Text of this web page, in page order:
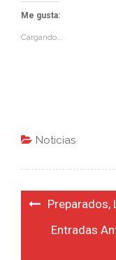
Me gusta:
Cargando...
Noticias
Navegación
Preparados,
Entradas